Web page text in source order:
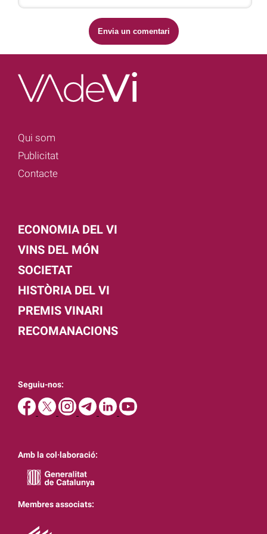
Qui som
Publicitat
Contacte
ECONOMIA DEL VI
VINS DEL MÓN
SOCIETAT
HISTÒRIA DEL VI
PREMIS VINARI
RECOMANACIONS
Seguiu-nos:
Amb la col·laboració:
Membres associats: